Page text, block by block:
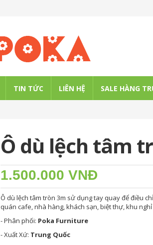
TIN TỨC LIÊN HỆ SALE HÀNG
Ô dù lệch tâm
1.500.000 VNĐ
Ô dù lệch tâm tròn 3m sử dụng tay quay để điều
quán cafe, nhà hàng, khách sạn, biệt thự, khu
- Phân phối: Poka Furniture
- Xuất Xứ: Trung Quốc